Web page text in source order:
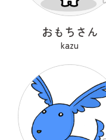
おもちさん
kazu